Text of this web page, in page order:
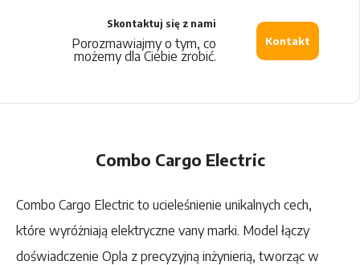
Skontaktuj się z nami
Porozmawiajmy o tym, co
możemy dla Ciebie zrobić.
Kontakt
Combo Cargo Electric
Combo Cargo Electric to ucieleśnienie unikalnych cech,
które wyróżniają elektryczne vany marki. Model łączy
doświadczenie Opla z precyzyjną inżynierią, tworząc w
MG